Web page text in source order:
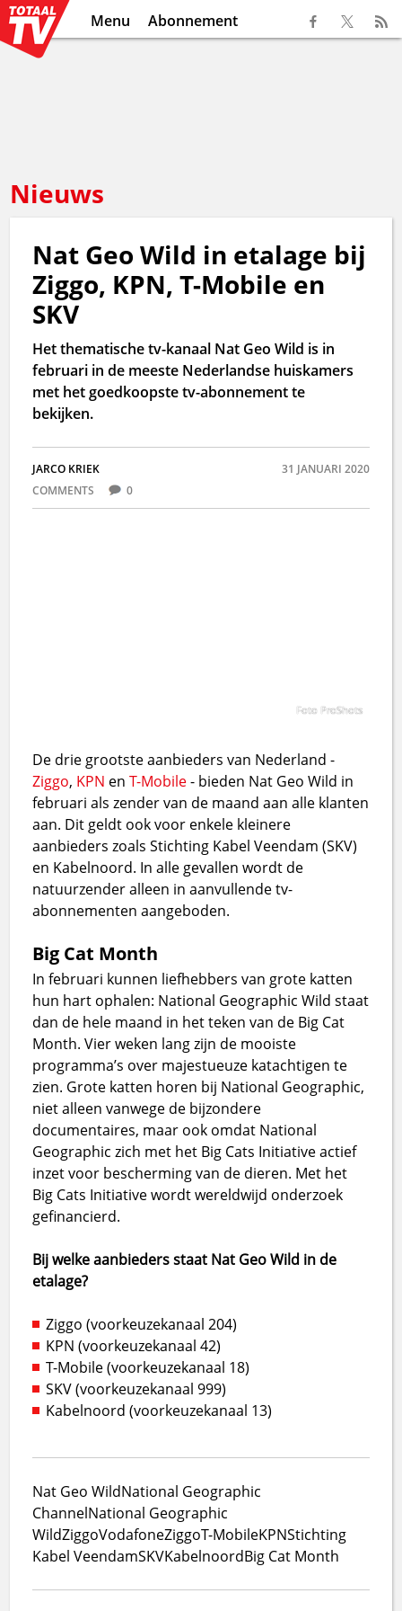
Menu Abonnement
Nieuws
Nat Geo Wild in etalage bij
Ziggo, KPN, T-Mobile en
SKV
Het thematische tv-kanaal Nat Geo Wild is in
februari in de meeste Nederlandse huiskamers
met het goedkoopste tv-abonnement te
bekijken.
JARCO KRIEK
31 JANUARI 2020
COMMENTS
0
Foto ProShots
De drie grootste aanbieders van Nederland -
Ziggo, KPN enT-Mobile- bieden Nat Geo Wild in
februari als zender van de maand aan alle klanten
aan. Dit geldt ook voor enkele kleinere
aanbieders zoals Stichting Kabel Veendam (SKV)
en Kabelnoord. In alle gevallen wordt de
natuurzender alleen in aanvullende tv-
abonnementen aangeboden.
Big Cat Month
In februari kunnen liefhebbers van grote katten
hun hart ophalen: National Geographic Wild staat
dan de hele maand in het teken van de Big Cat
Month. Vier weken lang zijn de mooiste
programma’s over majestueuze katachtigen te
zien. Grote katten horen bij National Geographic,
niet alleen vanwege de bijzondere
documentaires, maar ook omdat National
Geographic zich met het Big Cats Initiative actief
inzet voor bescherming van de dieren. Met het
Big Cats Initiative wordt wereldwijd onderzoek
gefinancierd.
Bij welke aanbieders staat Nat Geo Wild in de
etalage?
Ziggo (voorkeuzekanaal 204)
KPN (voorkeuzekanaal 42)
T-Mobile (voorkeuzekanaal 18)
SKV (voorkeuzekanaal 999)
Kabelnoord (voorkeuzekanaal 13)
Nat Geo WildNational Geographic
ChannelNational Geographic
WildZiggoVodafoneZiggoT-MobileKPNStichting
Kabel VeendamSKVKabelnoordBig Cat Month